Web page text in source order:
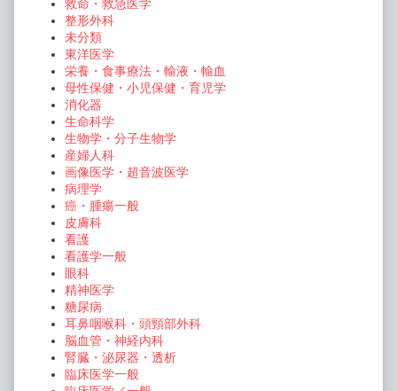
救命・救急医学
整形外科
未分類
東洋医学
栄養・食事療法・輸液・輸血
母性保健・小児保健・育児学
消化器
生命科学
生物学・分子生物学
産婦人科
画像医学・超音波医学
病理学
癌・腫瘍一般
皮膚科
看護
看護学一般
眼科
精神医学
糖尿病
耳鼻咽喉科・頭頸部外科
脳血管・神経内科
腎臓・泌尿器・透析
臨床医学一般